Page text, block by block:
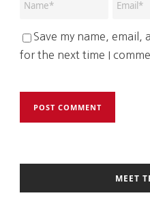
Save my name,
for the next time I
MEET